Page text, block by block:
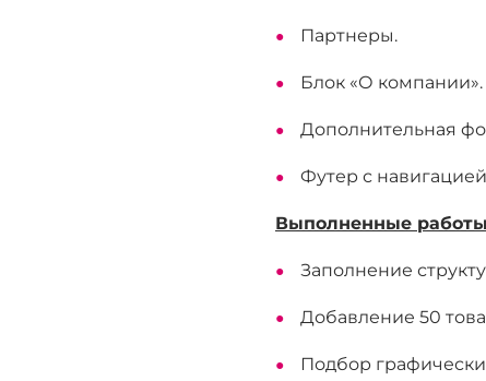
Партнеры.
Блок «О компании».
Дополнительная
Футер с
Выполненные работы
Заполнение
Добавление 50
Подбор